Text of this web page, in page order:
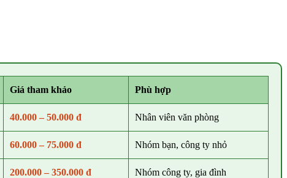
Giá tham khảo Phù hợp
40.000 – 50.000 đ Nhân viên văn phòng
60.000 – 75.000 đ Nhóm bạn, công ty nhỏ
200.000 – 350.000 đ Nhóm công ty, gia đình